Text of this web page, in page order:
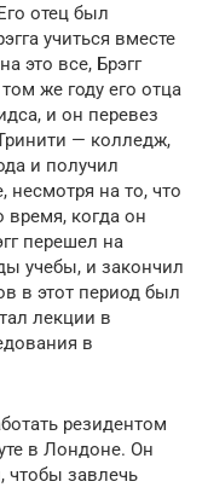
отец был
учиться вместе
это все, Брэгг
же году его отца
и он перевез
— колледж,
и получил
на то, что
время, когда он
перешел на
учебы, и закончил
в этот период был
лекции в
в
резидентом
в Лондоне. Он
чтобы завлечь